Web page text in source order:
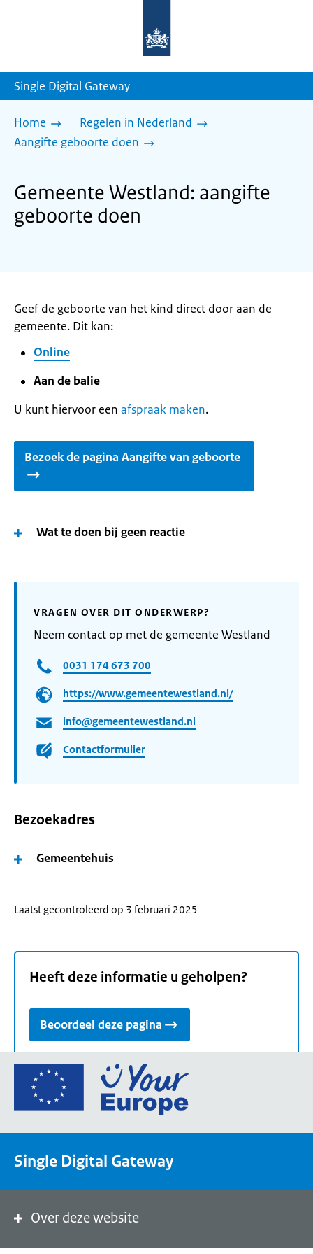
homepage
Single Digital Gateway
Home
Regelen in Nederland
Aangifte geboorte doen
Gemeente Westland: aangifte
geboorte doen
Geef de geboorte van het kind direct door aan de
gemeente. Dit kan:
Online
Aan de balie
U kunt hiervoor een afspraak maken.
Bezoek de pagina Aangifte van geboorte
Wat te doen bij geen reactie
VRAGEN OVER DIT ONDERWERP?
Neem contact op met de gemeente Westland
0031 174 673 700
https://www.gemeentewestland.nl/
info@gemeentewestland.nl
Contactformulier
Bezoekadres
Gemeentehuis
Laatst gecontroleerd op 3 februari 2025
Heeft deze informatie u geholpen?
Beoordeel deze pagina
Ga
de
een
de
Single Digital Gateway
Over deze website